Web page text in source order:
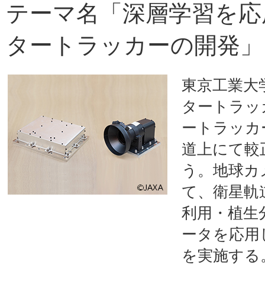
テーマ名「深層学習を
タートラッカーの開発
東京工業大
タートラ
ートラッ
道上にて較
う。地球
て、衛星軌
利用・植生
ータを応
を実施する